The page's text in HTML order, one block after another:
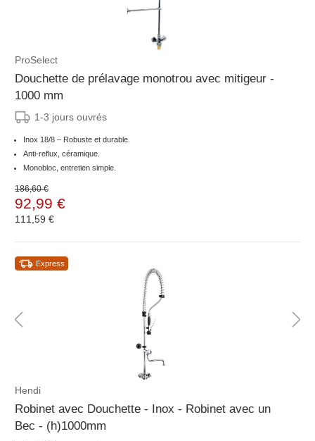
ProSelect
Douchette de prélavage monotrou avec mitigeur -
1000 mm
1-3 jours ouvrés
Inox 18/8 – Robuste et durable.
Anti-reflux, céramique.
Monobloc, entretien simple.
186,60 €
92,99 €
111,59 €
Express
Hendi
Robinet avec Douchette - Inox - Robinet avec un
Bec - (h)1000mm